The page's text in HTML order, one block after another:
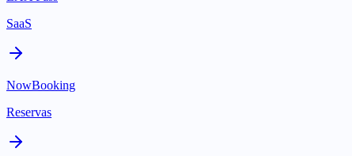
SaaS
NowBooking
Reservas